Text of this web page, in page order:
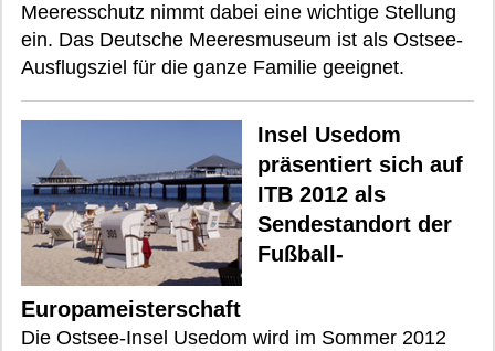
Meeresschutz nimmt dabei eine wichtige Stellung
ein. Das Deutsche Meeresmuseum ist als Ostsee-
Ausflugsziel für die ganze Familie geeignet.
Insel Usedom
präsentiert sich auf
ITB 2012 als
Sendestandort der
Fußball-
Europameisterschaft
Die Ostsee-Insel Usedom wird im Sommer 2012